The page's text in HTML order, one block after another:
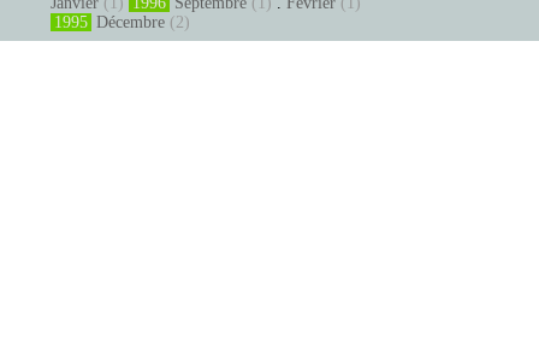
1995 Décembre (2)